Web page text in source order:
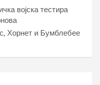
војска тестира
Хорнет и Бумблебее